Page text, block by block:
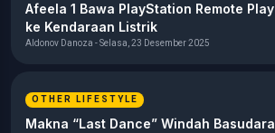
Afeela 1 Bawa PlayStation Remote Play
ke Kendaraan Listrik
Aldonov Danoza - Selasa, 23 Desember 2025
OTHER LIFESTYLE
Makna “Last Dance” Windah Basudara